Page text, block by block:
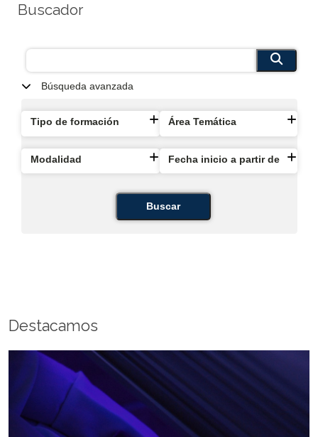
Buscador
Búsqueda avanzada
Tipo de formación Área Temática
Modalidad Fecha inicio a partir de
Buscar
Destacamos